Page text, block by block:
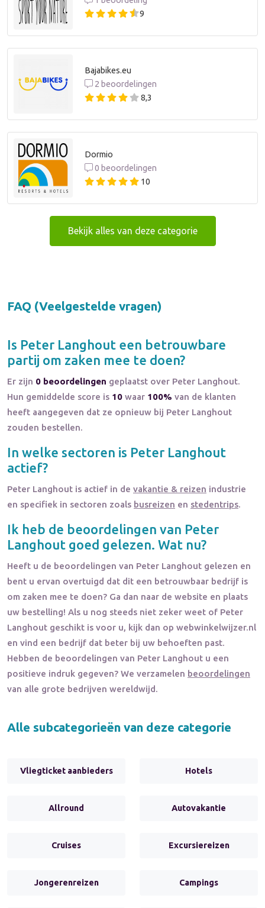
9
Bajabikes.eu
2 beoordelingen
8,3
Dormio
0 beoordelingen
10
Bekijk alles van deze categorie
FAQ (Veelgestelde vragen)
Is Peter Langhout een betrouwbare
partij om zaken mee te doen?
Er zijn 0 beoordelingen geplaatst over Peter Langhout.
Hun gemiddelde score is 10 waar 100% van de klanten
heeft aangegeven dat ze opnieuw bij Peter Langhout
zouden bestellen.
In welke sectoren is Peter Langhout
actief?
Peter Langhout is actief in de vakantie & reizen industrie
en specifiek in sectoren zoals busreizen en stedentrips.
Ik heb de beoordelingen van Peter
Langhout goed gelezen. Wat nu?
Heeft u de beoordelingen van Peter Langhout gelezen en
bent u ervan overtuigd dat dit een betrouwbaar bedrijf is
om zaken mee te doen? Ga dan naar de website en plaats
uw bestelling! Als u nog steeds niet zeker weet of Peter
Langhout geschikt is voor u, kijk dan op webwinkelwijzer.nl
en vind een bedrijf dat beter bij uw behoeften past.
Hebben de beoordelingen van Peter Langhout u een
positieve indruk gegeven? We verzamelen beoordelingen
van alle grote bedrijven wereldwijd.
Alle subcategorieën van deze categorie
Vliegticket aanbieders Hotels
Allround Autovakantie
Cruises Excursiereizen
Jongerenreizen Campings